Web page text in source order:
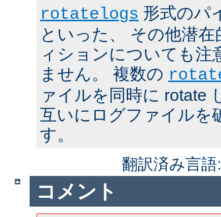
rotatelogs 形式のパ
といった、 その他潜
ィションについても注
ません。 複数の
ァイルを同時に rotate
互いにログファイルを
す。
翻訳済み言
コメント